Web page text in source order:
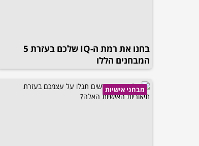
בחנו את רמת ה-IQ שלכם בעזרת 5
המבחנים הללו
מבחני אישיות